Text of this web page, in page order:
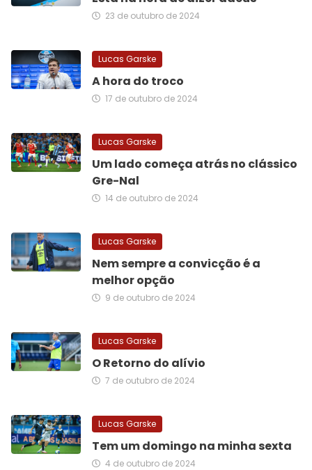
23 de outubro de 2024
Lucas Garske
A hora do troco
17 de outubro de 2024
Lucas Garske
Um lado começa atrás no clássico
Gre-Nal
14 de outubro de 2024
Lucas Garske
Nem sempre a convicção é a
melhor opção
9 de outubro de 2024
Lucas Garske
O Retorno do alívio
7 de outubro de 2024
Lucas Garske
Tem um domingo na minha sexta
4 de outubro de 2024